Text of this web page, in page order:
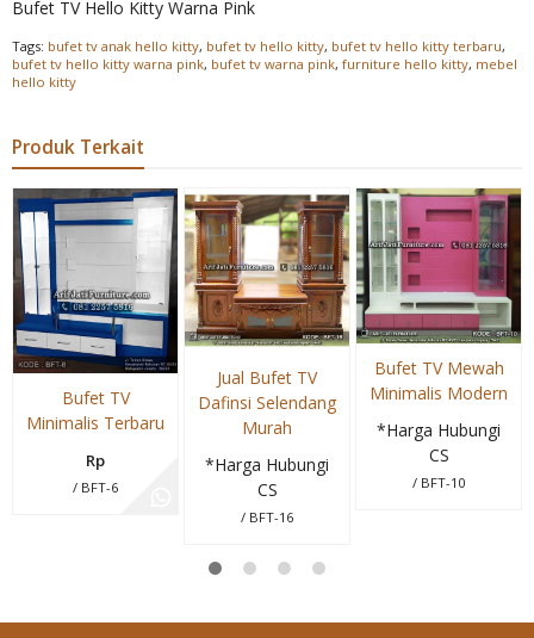
Bufet TV Hello Kitty Warna Pink
Tags: bufet tv anak hello kitty, bufet tv hello kitty, bufet tv hello kitty terbaru,
bufet tv hello kitty warna pink, bufet tv warna pink, furniture hello kitty, mebel
hello kitty
Produk Terkait
Bufet TV
Minimalis Terbaru
Rp
/ BFT-6
Jual Bufet TV
Dafinsi Selendang
Murah
*Harga Hubungi
CS
/ BFT-16
Bufet TV Mewah
Minimalis Modern
*Harga Hubungi
CS
/ BFT-10